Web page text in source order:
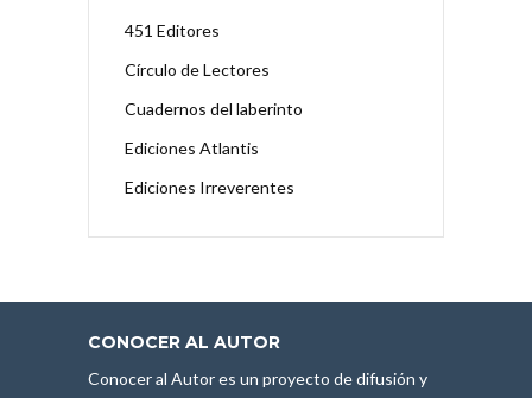
451 Editores
Círculo de Lectores
Cuadernos del laberinto
Ediciones Atlantis
Ediciones Irreverentes
CONOCER AL AUTOR
Conocer al Autor es un proyecto de difusión y